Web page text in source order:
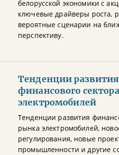
белорусской экономики с
ключевые драйверы роста,
вероятные сценарии на
перспективу.
Тенденции развития
финансового
электромобилей
Тенденции развития
рынка электромобилей,
регулирования, новые
промышленности и другие